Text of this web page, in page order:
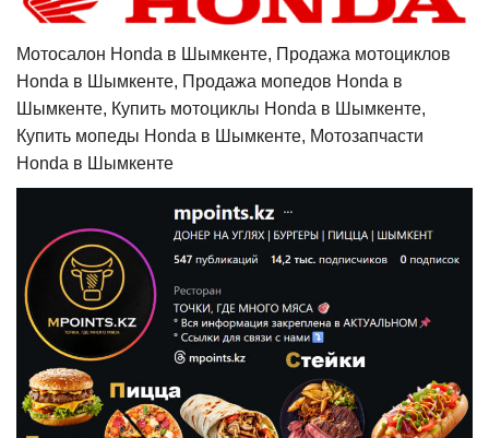
Мотосалон Honda в Шымкенте, Продажа мотоциклов
Honda в Шымкенте, Продажа мопедов Honda в
Шымкенте, Купить мотоциклы Honda в Шымкенте,
Купить мопеды Honda в Шымкенте, Мотозапчасти
Honda в Шымкенте